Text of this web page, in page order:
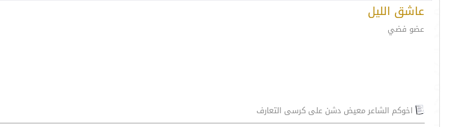
عاشق الليل
عضو فضي
اخوكم الشاعر معيض دشن على كرسى التعارف